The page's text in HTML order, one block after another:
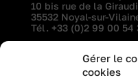
Gérer le
cookies
10 bis rue de la
35532 Noyal-sur-
Tél. +33 (0)2 99 00 54
professionnels